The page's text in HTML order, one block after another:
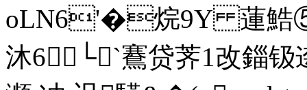
oLN6'�烷9Y 蓮鯌
沐 6└`鶱贷荠1改錙